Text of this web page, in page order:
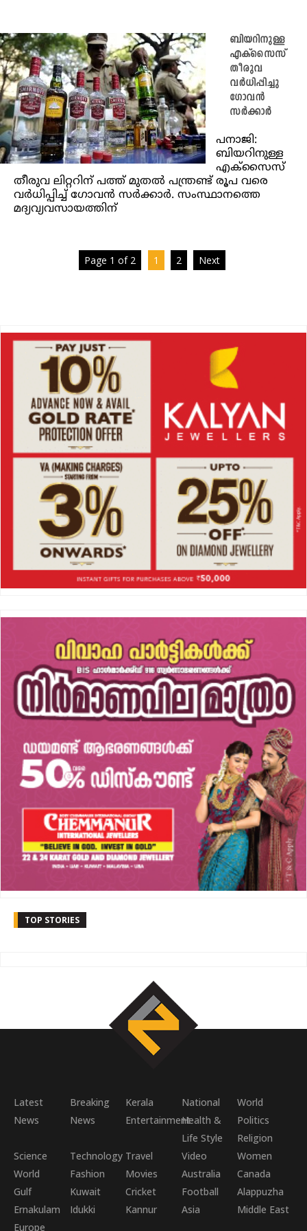
ബിയറിനുള്ള
എക്‌സൈസ്
തീരുവ
വർധിപ്പിച്ചു
ഗോവൻ
സർക്കാർ
പനാജി:
ബിയറിനുള്ള
എക്‌സൈസ്
തീരുവ ലിറ്ററിന് പത്ത് മുതല്‍ പന്ത്രണ്ട് രൂപ വരെ
വര്‍ധിപ്പിച്ച്‌ ഗോവന്‍ സര്‍ക്കാര്‍. സംസ്ഥാനത്തെ
മദ്യവ്യവസായത്തിന്
Page 1 of 2 1 2 Next
TOP STORIES
Latest
News
Breaking
News
Kerala National
World
EntertainmentHealth &
Life Style
Politics
Religion
Science
World
Technology Travel Video
Women
Fashion
Movies Australia
Canada
Gulf
Kuwait Cricket Football
Alappuzha
Ernakulam
Idukki Kannur Asia
Middle East
Europe